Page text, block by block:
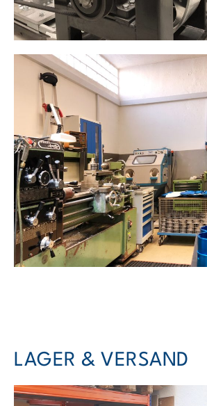
LAGER & VERSAND